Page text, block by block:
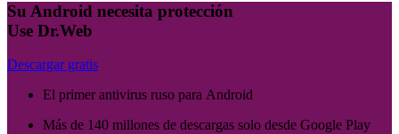
Su Android necesita protección
Use Dr.Web
Descargar gratis
El primer antivirus ruso para Android
Más de 140 millones de descargas solo desde Google Play